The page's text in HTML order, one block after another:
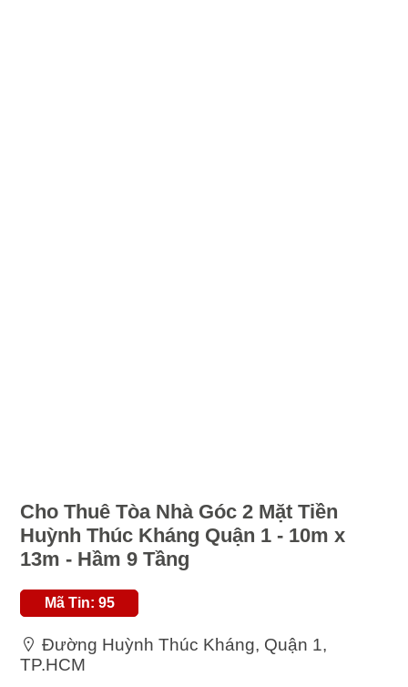
Cho Thuê Tòa Nhà Góc 2 Mặt Tiền
Huỳnh Thúc Kháng Quận 1 - 10m x
13m - Hầm 9 Tầng
Mã Tin: 95
Đường Huỳnh Thúc Kháng, Quận 1,
TP.HCM